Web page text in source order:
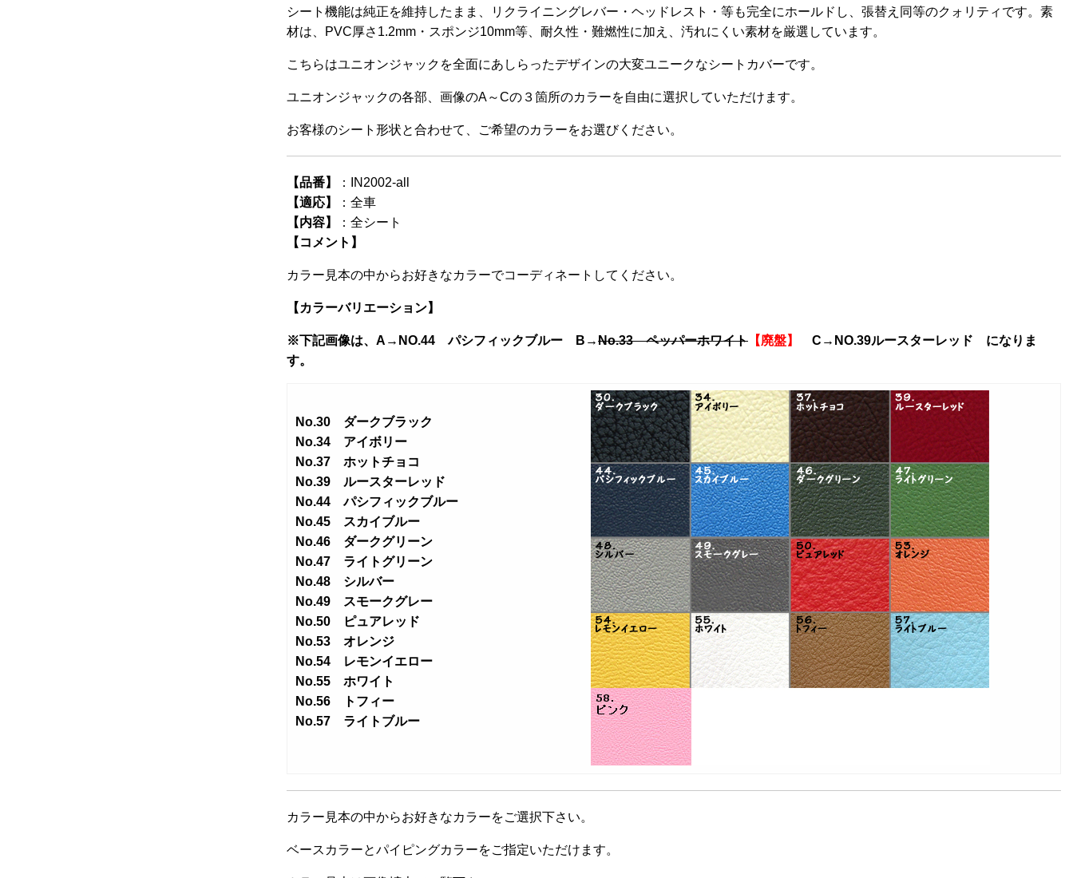
シ
ョ
ン
あ
り
オ
プ
シ
ョ
は
商
ペ
ー
ら
選
択
で
き
ま
す
ン
あ
り
は
ペ
ョ
ン
あ
り
ら
選
択
で
き
ま
す
シート機能は純正を維持したまま、リクライニングレバー・ヘッドレスト・等も完全にホールドし、張替え同等のクォリティです。素
材は、PVC厚さ1.2mm・スポンジ10mm等、耐久性・難燃性に加え、汚れにくい素材を厳選しています。
こちらはユニオンジャックを全面にあしらったデザインの大変ユニークなシートカバーです。
ユニオンジャックの各部、画像のA～Cの３箇所のカラーを自由に選択していただけます。
お客様のシート形状と合わせて、ご希望のカラーをお選びください。
【品番】
：IN2002-all
【適応】
：全車
【内容】
：全シート
【コメント】
カラー見本の中からお好きなカラーでコーディネートしてください。
【カラーバリエーション】
※下記画像は、A→NO.44 パシフィックブルー B→No.33 ペッパーホワイト 【廃盤】
C→NO.39ルースターレッド になりま
す。
No.30 ダークブラック
No.34 アイボリー
No.37 ホットチョコ
No.39 ルースターレッド
No.44 パシフィックブルー
No.45 スカイブルー
No.46 ダークグリーン
No.47 ライトグリーン
No.48 シルバー
No.49 スモークグレー
No.50 ピュアレッド
No.53 オレンジ
No.54 レモンイエロー
No.55 ホワイト
No.56 トフィー
No.57 ライトブルー
カラー見本の中からお好きなカラーをご選択下さい。
ベースカラーとパイピングカラーをご指定いただけます。